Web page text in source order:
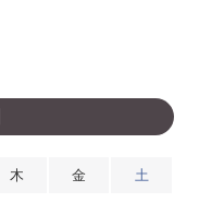
木 金 土